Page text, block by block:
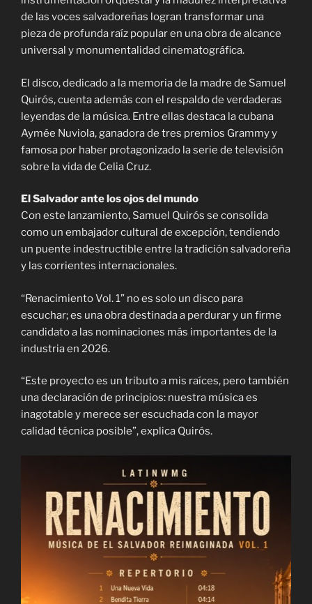
de las voces salvadoreñas logran transformar una
pieza de profunda raíz popular en una obra de alcance
universal y monumentalidad cinematográfica.
El disco, dedicado a la memoria de la madre de Samuel
Quirós, cuenta además con el respaldo de verdaderas
leyendas de la música. Entre ellas destaca la cubana
Aymée Nuviola, ganadora de tres premios Grammy y
famosa por haber protagonizado la serie de televisión
sobre la vida de Celia Cruz.
El Salvador ante los ojos del mundo
Con este lanzamiento, Samuel Quirós se consolida
como un embajador cultural de excepción, tendiendo
un puente indestructible entre la tradición salvadoreña
y las corrientes internacionales.
“Renacimiento Vol. 1” no es solo un disco para
escuchar; es una obra destinada a perdurar y un firme
candidato a las nominaciones más importantes de la
industria en 2026.
“Este proyecto es un tributo a mis raíces, pero también
una declaración de principios: nuestra música es
inagotable y merece ser escuchada con la mayor
calidad técnica posible”, explica Quirós.